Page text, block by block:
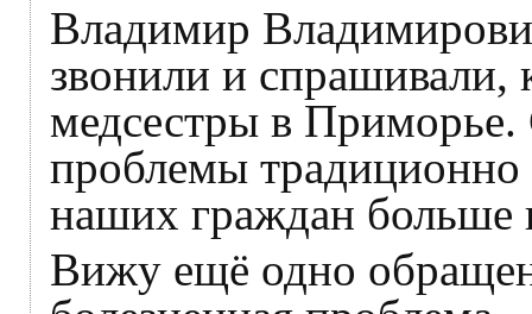
Владимир
звонили и спрашивали,
медсестры в
проблемы традиционно
наших граждан больше
Вижу ещё одно